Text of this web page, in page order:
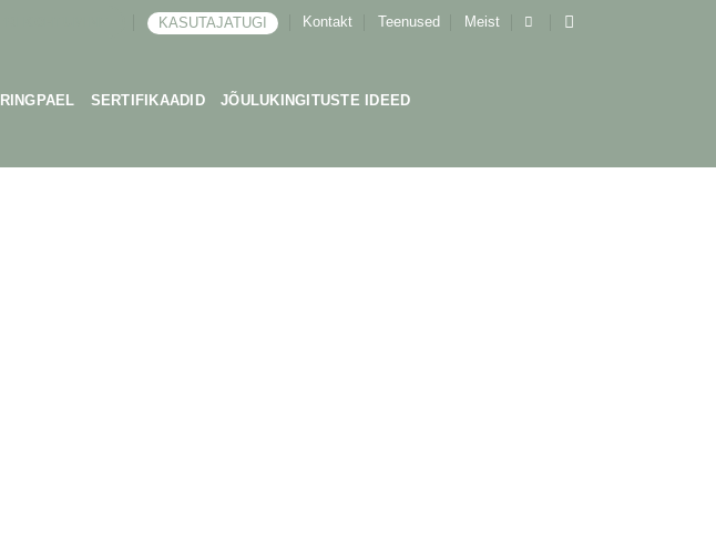
KASUTAJATUGI Kontakt Teenused Meist
RINGPAEL SERTIFIKAADID JÕULUKINGITUSTE IDEED